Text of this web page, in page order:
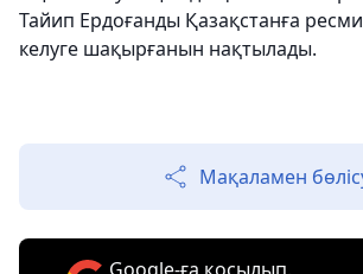
Тайип Ердоғанды Қазақстанға
келуге шақырғанын нақтылады.
Мақаламен